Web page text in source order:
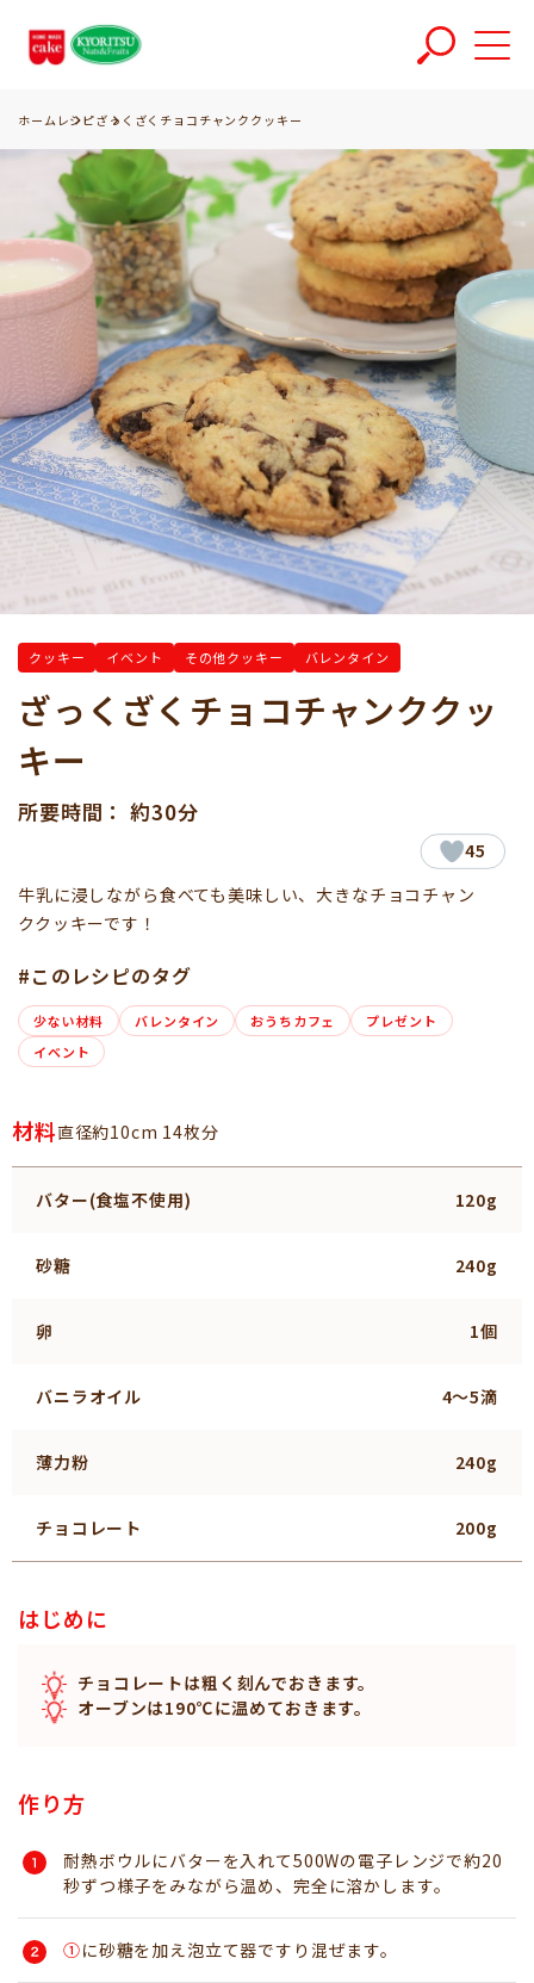
ホーム レシピざっくざくチョコチャンククッキー
クッキー イベント その他クッキー バレンタイン
ざっくざくチョコチャンククッ
キー
所要時間： 約30分
牛乳に浸しながら食べても美味しい、大きなチョコチャン
ククッキーです！
45
#このレシピのタグ
少ない材料 バレンタイン おうちカフェ
プレゼント
イベント
材料直径約10cm 14枚分
バター(食塩不使用) 120g
砂糖 240g
卵 1個
バニラオイル 4～5滴
薄力粉 240g
チョコレート 200g
はじめに
チョコレートは粗く刻んでおきます。
オーブンは190℃に温めておきます。
作り方
耐熱ボウルにバターを入れて500Wの電子レンジで約20
秒ずつ様子をみながら温め、完全に溶かします。
①に砂糖を加え泡立て器ですり混ぜます。